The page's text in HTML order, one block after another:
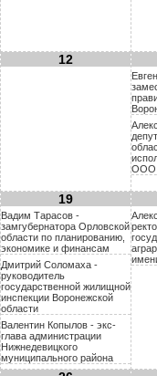
12
ООО
19
Вадим Тарасов -
замгубернатора Орловской
области по планированию,
экономике и финансам
Дмитрий Соломаха -
руководитель
государственной жилищной
инспекции Воронежской
области
Валентин Копылов - экс-
глава администрации
Нижнедевицкого
муниципального района